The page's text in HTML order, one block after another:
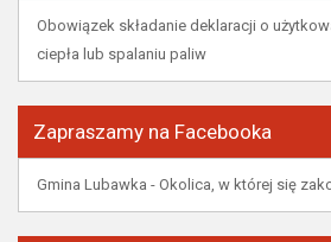
Obowiązek składanie deklaracji o
ciepła lub spalaniu paliw
Zapraszamy na Facebooka
Gmina Lubawka - Okolica, w której się